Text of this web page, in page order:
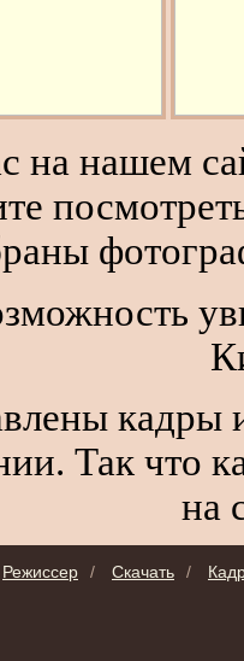
на нашем
кадры
Так что
на
Режиссер / Скачать /